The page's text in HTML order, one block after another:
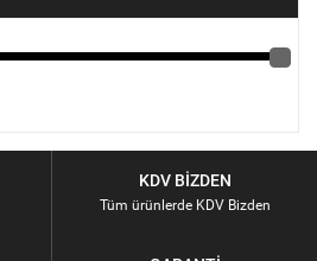
KDV BIZDEN
Tüm ürünlerde KDV Bizden